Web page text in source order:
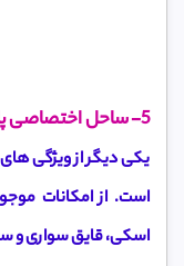
5- ساحل اختصاصی پارک آتلانتیس
یکی دیگر از ویژگی
است. از امکانات
اسکی، قایق سواری و